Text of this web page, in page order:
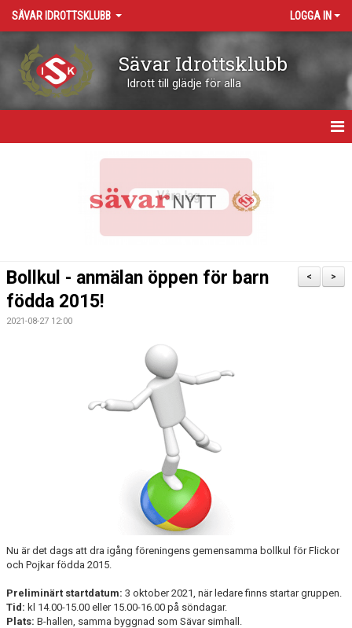
SÄVAR IDROTTSKLUBB LOGGA IN
Sävar Idrottsklubb
Idrott till glädje för alla
KALENDER
SPONSRING & FÖRSÄLJNING
>
<
Bollkul - anmälan öppen för barn
födda 2015!
2021-08-27 12:00
Nu är det dags att dra igång föreningens gemensamma bollkul för Flickor
och Pojkar födda 2015.
Preliminärt startdatum: 3 oktober 2021, när ledare finns startar gruppen.
Tid: kl 14.00-15.00 eller 15.00-16.00 på söndagar.
Plats: B-hallen, samma byggnad som Sävar simhall.